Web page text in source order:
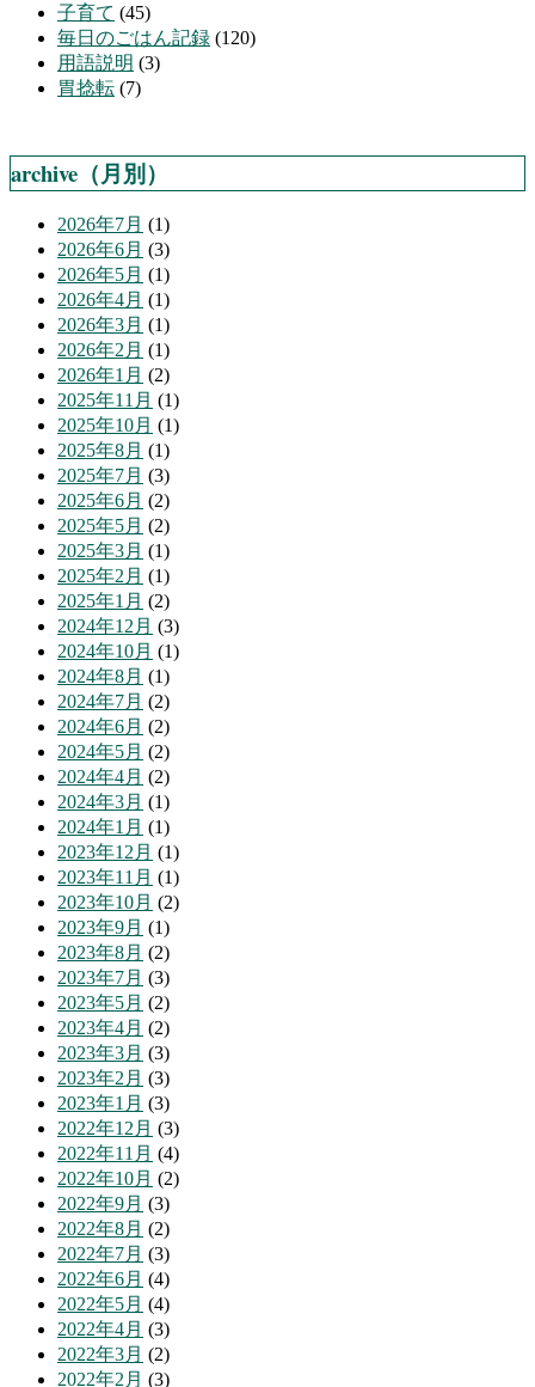
子育て (45)
毎日のごはん記録 (120)
用語説明 (3)
胃捻転 (7)
archive（月別）
2026年7月 (1)
2026年6月 (3)
2026年5月 (1)
2026年4月 (1)
2026年3月 (1)
2026年2月 (1)
2026年1月 (2)
2025年11月 (1)
2025年10月 (1)
2025年8月 (1)
2025年7月 (3)
2025年6月 (2)
2025年5月 (2)
2025年3月 (1)
2025年2月 (1)
2025年1月 (2)
2024年12月 (3)
2024年10月 (1)
2024年8月 (1)
2024年7月 (2)
2024年6月 (2)
2024年5月 (2)
2024年4月 (2)
2024年3月 (1)
2024年1月 (1)
2023年12月 (1)
2023年11月 (1)
2023年10月 (2)
2023年9月 (1)
2023年8月 (2)
2023年7月 (3)
2023年5月 (2)
2023年4月 (2)
2023年3月 (3)
2023年2月 (3)
2023年1月 (3)
2022年12月 (3)
2022年11月 (4)
2022年10月 (2)
2022年9月 (3)
2022年8月 (2)
2022年7月 (3)
2022年6月 (4)
2022年5月 (4)
2022年4月 (3)
2022年3月 (2)
2022年2月 (3)